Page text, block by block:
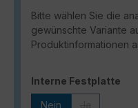
Bitte wählen Sie die
gewünschte Variante
Produktinformationen
Interne Festplatte
Nein